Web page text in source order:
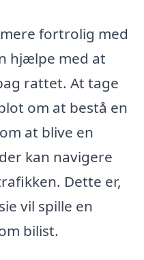
fortrolig med
hjælpe med at
rattet. At tage
om at bestå en
at blive en
kan navigere
Dette er,
vil spille en
bilist.